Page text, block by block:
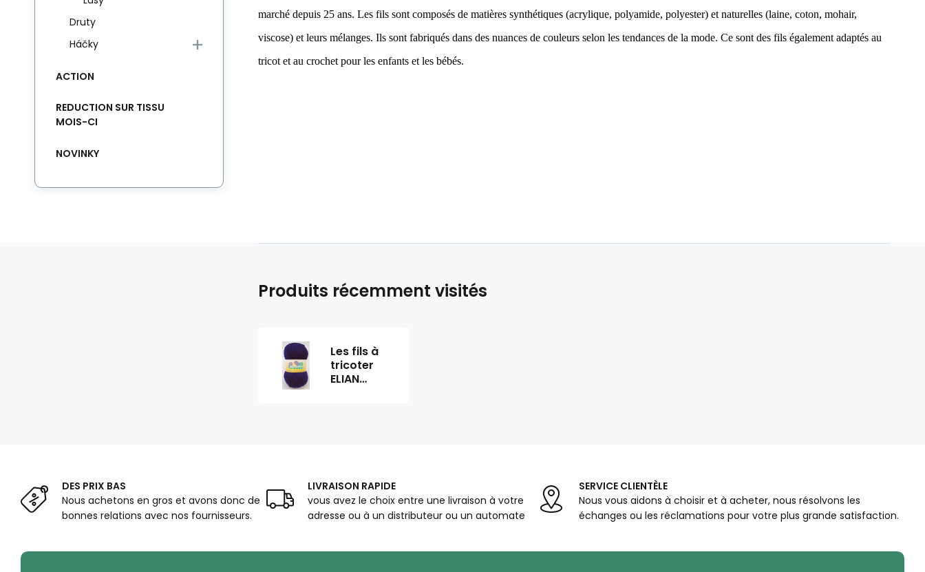
marché depuis 25 ans. Les fils sont composés de matières synthétiques (acrylique, polyamide, polyester) et naturelles (laine, coton, mohair,
viscose) et leurs mélanges. Ils sont fabriqués dans des nuances de couleurs selon les tendances de la mode. Ce sont des fils également adaptés au
tricot et au crochet pour les enfants et les bébés.
Druty
Háčky
ACTION
REDUCTION SUR TISSU
MOIS-CI
NOVINKY
Produits récemment visités
Les fils à
tricoter
ELIAN
DES PRIX BAS
Nous achetons en gros et avons donc de
bonnes relations avec nos fournisseurs.
LIVRAISON RAPIDE
vous avez le choix entre une livraison à votre
adresse ou à un distributeur ou un automate
SERVICE CLIENTÈLE
Nous vous aidons à choisir et à acheter, nous résolvons les
échanges ou les réclamations pour votre plus grande satisfaction.